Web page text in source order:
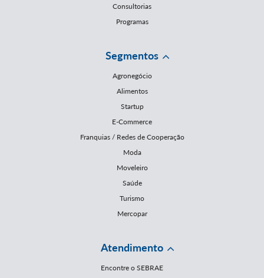
Consultorias
Programas
Segmentos
Agronegócio
Alimentos
Startup
E-Commerce
Franquias / Redes de Cooperação
Moda
Moveleiro
Saúde
Turismo
Mercopar
Atendimento
Encontre o SEBRAE